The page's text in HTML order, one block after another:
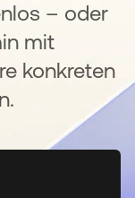
– oder
mit
konkreten
neuen